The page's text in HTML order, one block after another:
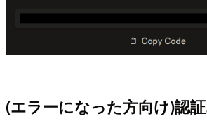
(エラーになった方向け)認